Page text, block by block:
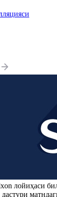
лойиҳаси
дастури